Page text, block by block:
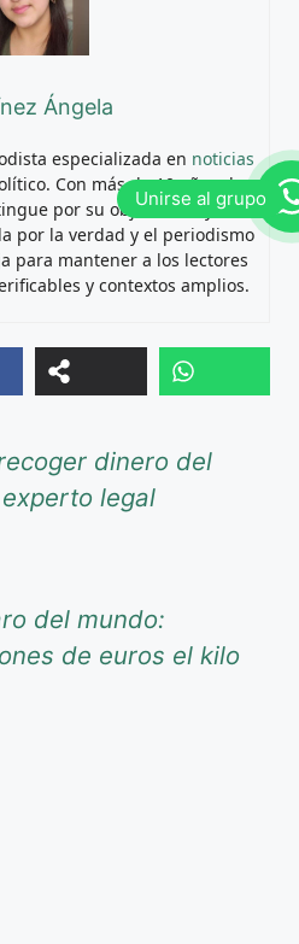
Ángela
especializada en noticias
Con más de 10 años de
por su objetividad y
por la verdad y el periodismo
para mantener a los lectores
y contextos amplios.
dinero del
legal
del mundo:
de euros el kilo